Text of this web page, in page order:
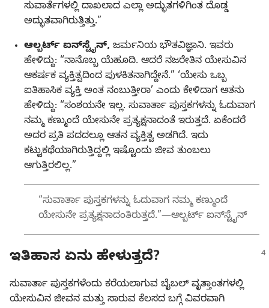
ಸುವಾರ್ತೆಗಳಲ್ಲಿ ದಾಖಲಾದ ಎಲ್ಲಾ ಅದ್ಭುತಗಳಿಗಿಂತ ದೊಡ್ಡ
ಅದ್ಭುತವಾಗಿರುತ್ತಿತ್ತು.”
ಆಲ್ಬರ್ಟ್‌ ಐನ್‌ಸ್ಟೈನ್‌, ಜರ್ಮನಿಯ ಭೌತವಿಜ್ಞಾನಿ. ಇವರು
ಹೇಳಿದ್ದು: “ನಾನೊಬ್ಬ ಯೆಹೂದಿ. ಆದರೆ ನಜರೇತಿನ ಯೇಸುವಿನ
ಆಕರ್ಷಕ ವ್ಯಕ್ತಿತ್ವದಿಂದ ಪುಳಕಿತನಾಗಿದ್ದೇನೆ.” ‘ಯೇಸು ಒಬ್ಬ
ಐತಿಹಾಸಿಕ ವ್ಯಕ್ತಿ ಅಂತ ನಂಬುತ್ತೀರಾ’ ಎಂದು ಕೇಳಿದಾಗ ಆತನು
ಹೇಳಿದ್ದು: “ಸಂಶಯನೇ ಇಲ್ಲ. ಸುವಾರ್ತಾ ಪುಸ್ತಕಗಳನ್ನು ಓದುವಾಗ
ನಮ್ಮ ಕಣ್ಮುಂದೆ ಯೇಸುನೇ ಪ್ರತ್ಯಕ್ಷನಾದಂತೆ ಇರುತ್ತದೆ. ಏಕೆಂದರೆ
ಅದರ ಪ್ರತಿ ಪದದಲ್ಲೂ ಆತನ ವ್ಯಕ್ತಿತ್ವ ಅಡಗಿದೆ. ಇದು
ಕಟ್ಟುಕಥೆಯಾಗಿರುತ್ತಿದ್ದಲ್ಲಿ ಇಷ್ಟೊಂದು ಜೀವ ತುಂಬಲು
ಆಗುತ್ತಿರಲಿಲ್ಲ.”
“ಸುವಾರ್ತಾ ಪುಸ್ತಕಗಳನ್ನು ಓದುವಾಗ ನಮ್ಮ ಕಣ್ಮುಂದೆ
ಯೇಸುನೇ ಪ್ರತ್ಯಕ್ಷನಾದಂತಿರುತ್ತದೆ.”—ಆಲ್ಬರ್ಟ್‌ ಐನ್‌ಸ್ಟೈನ್‌
ಇತಿಹಾಸ ಏನು ಹೇಳುತ್ತದೆ?
ಸುವಾರ್ತಾ ಪುಸ್ತಕಗಳೆಂದು ಕರೆಯಲಾಗುವ ಬೈಬಲ್‌ ವೃತ್ತಾಂತಗಳಲ್ಲಿ
ಯೇಸುವಿನ ಜೀವನ ಮತ್ತು ಸಾರುವ ಕೆಲಸದ ಬಗ್ಗೆ ವಿವರವಾಗಿ